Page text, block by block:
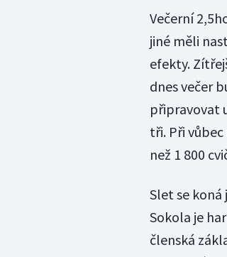
Večerní
jiné měli
efekty.
dnes večer
připravovat
tři. Při
než 1 800
Slet se koná
Sokola je
členská